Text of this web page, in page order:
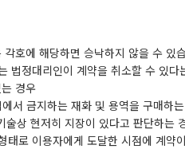
호에 해당하면 승낙하지 않을 수 있
법정대리인이 계약을 취소할 수 있다
경우
서 금지하는 재화 및 용역을 구매하
상 현저히 지장이 있다고 판단하는
로 이용자에게 도달한 시점에 계약